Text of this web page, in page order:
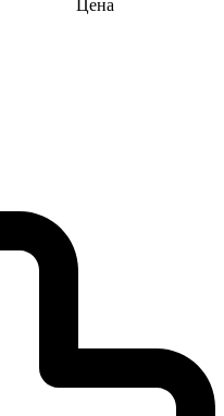
Цена